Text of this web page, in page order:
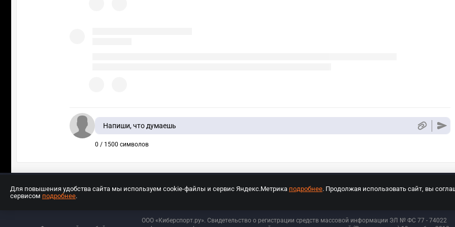
Напиши, что думаешь
0 / 1500 символов
ООО «Киберспорт.ру». Свидетельство о регистрации средств массовой информации ЭЛ № ФС 77 - 74022
Для повышения удобства сайта мы используем cookie-файлы и сервис Яндекс.Метрика подробнее. Продолжая использовать сайт, вы
сервисом подробнее.